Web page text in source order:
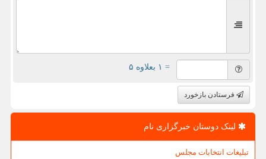
= ۱ بعلاوه ۵
فرستادن بازخورد
لینک دوستان خبرگزاری نام
تبلیغات انتخابات مجلس